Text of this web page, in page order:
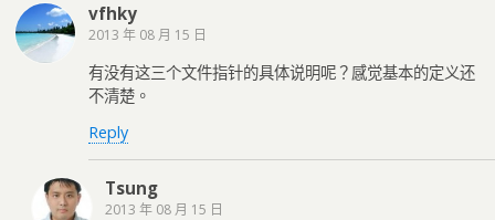
vfhky
2013 年 08 月 15 日
有没有这三个文件指针的具体说明呢？感觉基本的定义还
不清楚。
Reply
Tsung
2013 年 08 月 15 日